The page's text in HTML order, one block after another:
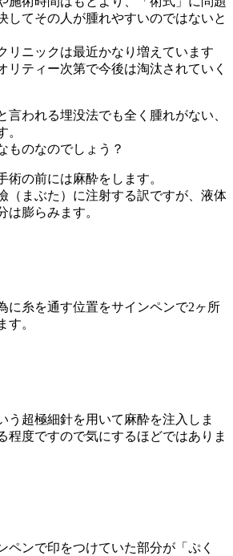
してその人が腫れやすいのではないと
リニックは最近かなり増えています
リティー次第で今後は淘汰されていく
言われる埋没法でも全く腫れがない、
。
ものなのでしょう？
術の前には麻酔をします。
（まぶた）に注射する訳ですが、液体
は膨らみます。
に糸を通す位置をサインペンで2ヶ所
す。
う超極細針を用いて麻酔を注入しま
程度ですので気にするほどではありま
ペンで印をつけていた部分が「ぷく